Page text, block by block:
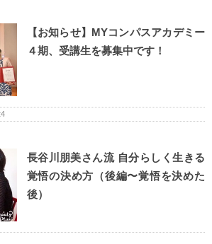
【お知らせ】MYコンパスアカデミー
４期、受講生を募集中です！
長谷川朋美さん流 自分らしく生きる
覚悟の決め方（後編〜覚悟を決めた
後）